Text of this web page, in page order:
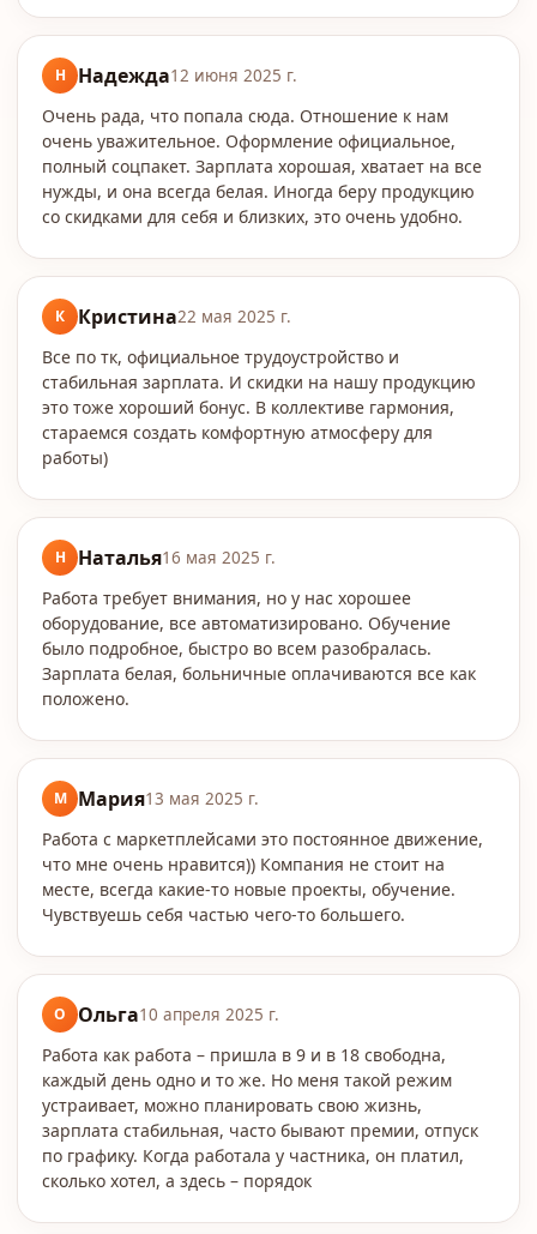
Н Надежда12 июня 2025 г.
Очень рада, что попала сюда. Отношение к нам
очень уважительное. Оформление официальное,
полный соцпакет. Зарплата хорошая, хватает на все
нужды, и она всегда белая. Иногда беру продукцию
со скидками для себя и близких, это очень удобно.
К Кристина22 мая 2025 г.
Все по тк, официальное трудоустройство и
стабильная зарплата. И скидки на нашу продукцию
это тоже хороший бонус. В коллективе гармония,
стараемся создать комфортную атмосферу для
работы)
Н Наталья16 мая 2025 г.
Работа требует внимания, но у нас хорошее
оборудование, все автоматизировано. Обучение
было подробное, быстро во всем разобралась.
Зарплата белая, больничные оплачиваются все как
положено.
М Мария13 мая 2025 г.
Работа с маркетплейсами это постоянное движение,
что мне очень нравится)) Компания не стоит на
месте, всегда какие-то новые проекты, обучение.
Чувствуешь себя частью чего-то большего.
О Ольга10 апреля 2025 г.
Работа как работа – пришла в 9 и в 18 свободна,
каждый день одно и то же. Но меня такой режим
устраивает, можно планировать свою жизнь,
зарплата стабильная, часто бывают премии, отпуск
по графику. Когда работала у частника, он платил,
сколько хотел, а здесь – порядок